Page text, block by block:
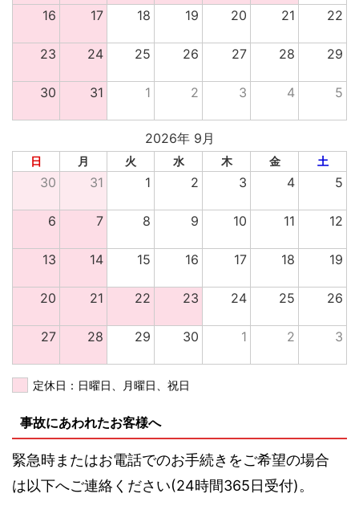
16 17 18 19 20 21 22
23 24 25 26 27 28 29
30 31 1 2 3 4 5
2026年 9月
日 月 火 水 木 金 土
30 31 1 2 3 4 5
6 7 8 9 10 11 12
13 14 15 16 17 18 19
20 21 22 23 24 25 26
27 28 29 30 1 2 3
定休日：日曜日、月曜日、祝日
事故にあわれたお客様へ
緊急時またはお電話でのお手続きをご希望の場合
は以下へご連絡ください(24時間365日受付)。